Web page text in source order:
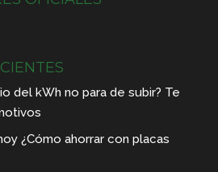
del kWh no para de subir? Te
¿Cómo ahorrar con placas